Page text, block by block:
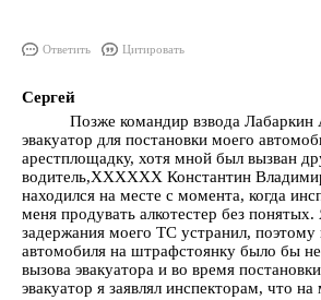
Ответить Цитировать
Сергей
Позже командир взвода Лабаркин
эвакуатор для постановки моего
арестплощадку, хотя мной был вызван
водитель,ХХХХХХ Константин
находился на месте с момента, когда
меня продувать алкотестер без
задержания моего ТС устранил,
автомобиля на штрафстоянку было бы
вызова эвакуатора и во время
эвакуатор я заявлял инспекторам, что на